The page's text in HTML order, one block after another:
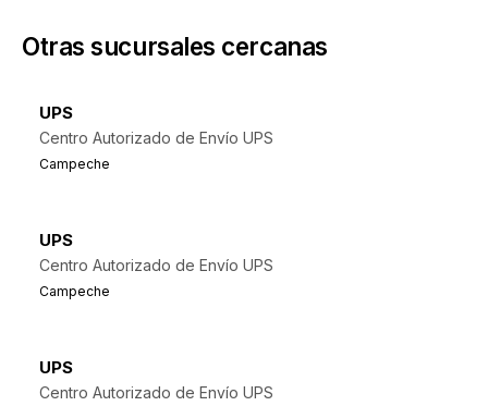
Otras sucursales cercanas
UPS
Centro Autorizado de Envío UPS
Campeche
UPS
Centro Autorizado de Envío UPS
Campeche
UPS
Centro Autorizado de Envío UPS